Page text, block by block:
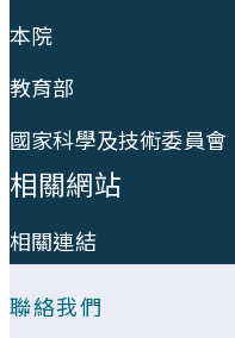
本院
教育部
國家科學及技術委員會
相關網站
相關連結
聯絡我們